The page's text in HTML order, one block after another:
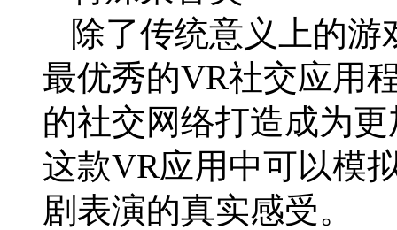
除了传统意义上的
最优秀的VR社交应用
的社交网络打造成为
这款VR应用中可以模
剧表演的真实感受。